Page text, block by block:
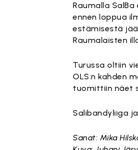
Raumalla
ennen loppua
estämisestä
Raumalaisten
Turussa oltiin
OLS:n kahden
tuomittiin näet
Salibandyliiga
Sanat: Mika